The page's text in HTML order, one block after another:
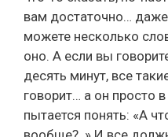
вам достаточно…
можете несколько
оно. А если вы
десять минут, все
говорит… а он просто
пытается понять: «А